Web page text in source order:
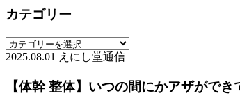
カテゴリー
2025.08.01 えにし堂通信
【体幹 整体】いつの間にかアザができ